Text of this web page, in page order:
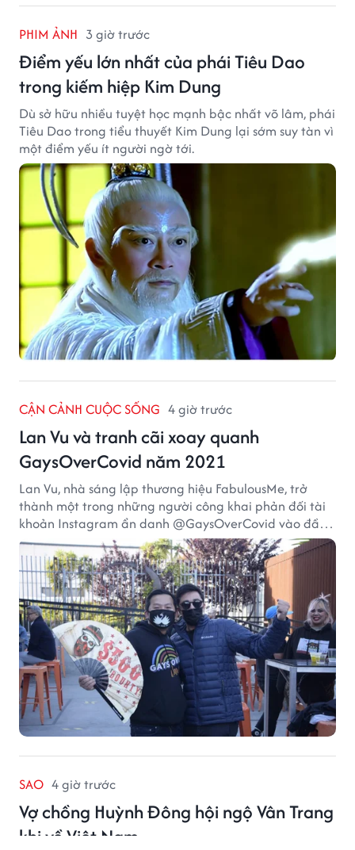
PHIM ẢNH 3 giờ trước
Điểm yếu lớn nhất của phái Tiêu Dao
trong kiếm hiệp Kim Dung
Dù sở hữu nhiều tuyệt học mạnh bậc nhất võ lâm, phái
Tiêu Dao trong tiểu thuyết Kim Dung lại sớm suy tàn vì
một điểm yếu ít người ngờ tới.
CẬN CẢNH CUỘC SỐNG 4 giờ trước
Lan Vu và tranh cãi xoay quanh
GaysOverCovid năm 2021
Lan Vu, nhà sáng lập thương hiệu FabulousMe, trở
thành một trong những người công khai phản đối tài
khoản Instagram ẩn danh @GaysOverCovid vào đầu
năm 2021, trong bối cảnh đại dịch COVID-19 vẫn diễn
biến nghiêm trọng.
SAO 4 giờ trước
Vợ chồng Huỳnh Đông hội ngộ Vân Trang
khi về Việt Nam